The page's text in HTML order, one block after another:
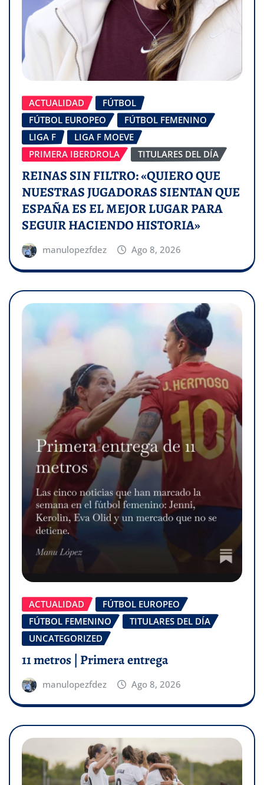
ACTUALIDAD
FÚTBOL
FÚTBOL EUROPEO
FÚTBOL FEMENINO
LIGA F
LIGA F MOEVE
PRIMERA IBERDROLA
TITULARES DEL DÍA
REINAS SIN FILTRO: «QUIERO QUE
NUESTRAS JUGADORAS SIENTAN QUE
ESPAÑA ES EL MEJOR LUGAR PARA
SEGUIR HACIENDO HISTORIA»
manulopezfdez Ago 8, 2026
ACTUALIDAD
FÚTBOL EUROPEO
FÚTBOL FEMENINO
TITULARES DEL DÍA
UNCATEGORIZED
11 metros | Primera entrega
manulopezfdez Ago 8, 2026